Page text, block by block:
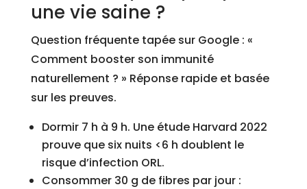
une vie saine ?
Question fréquente tapée sur Google : «
Comment booster son immunité
naturellement ? » Réponse rapide et basée
sur les preuves.
Dormir 7 h à 9 h. Une étude Harvard 2022
prouve que six nuits <6 h doublent le
risque d’infection ORL.
Consommer 30 g de fibres par jour :